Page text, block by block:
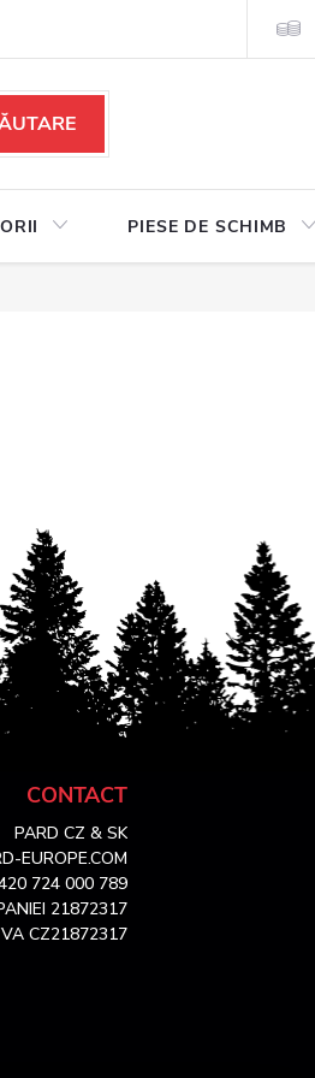
PIESE DE SCHIMB
CONTACT
PARD CZ & SK
EUROPE.COM
724 000 789
21872317
CZ21872317